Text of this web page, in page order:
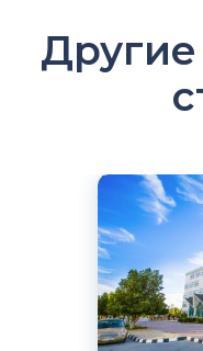
Другие
Английский
Турецкий
Северная
Частный